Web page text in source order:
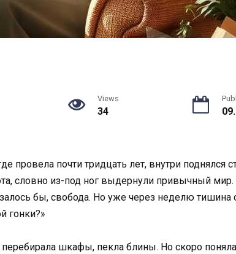
Views
34
провела почти тридцать лет, внутри поднялся
словно из-под ног выдернули привычный
бы, свобода. Но уже через неделю тишина
гонки?»
шкафы, пекла блины. Но скоро